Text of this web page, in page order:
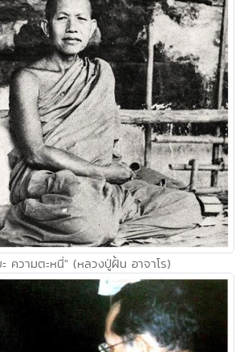
ความตะหนี่" (หลวงปู่ฝั้น อาจาโร)